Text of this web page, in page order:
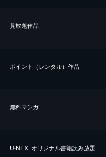
⾒放題作品
ポイント（レンタル）作品
無料マンガ
U-NEXTオリジナル書籍読み放題